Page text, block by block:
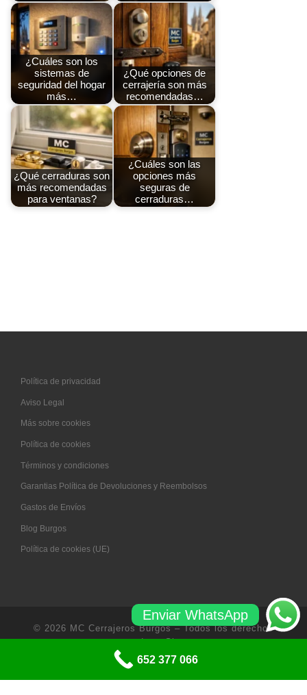
¿Cuáles son los
sistemas de
seguridad del hogar
más…
¿Qué opciones de
cerrajería son más
recomendadas…
¿Qué cerraduras son
más recomendadas
para ventanas?
¿Cuáles son las
opciones más
seguras de
cerraduras…
Política de privacidad
Aviso Legal
Más sobre cookies
Política de cookies
Términos y condiciones
Garantias Política de Devoluciones y Reembolsos
Gastos de Envíos
Blog Burgos
Política de cookies (UE)
© 2026 MC Cerrajeros Burgos– Todos los derechos
reservados-Sitemap
Enviar WhatsApp
652 377 066